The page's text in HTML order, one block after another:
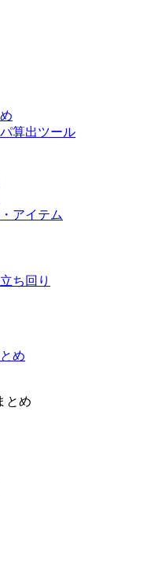
算出ツール
アイテム
ち回り
め
とめ